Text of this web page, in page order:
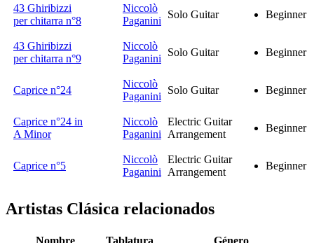
43 Ghiribizzi
per chitarra n°8
Niccolò
Paganini
Solo Guitar Beginner
43 Ghiribizzi
per chitarra n°9
Niccolò
Paganini
Solo Guitar Beginner
Caprice n°24
Niccolò
Paganini
Solo Guitar Beginner
Caprice n°24 in
A Minor
Niccolò
Paganini
Electric Guitar
Arrangement
Beginner
Caprice n°5
Niccolò
Paganini
Electric Guitar
Arrangement
Beginner
Artistas Clásica relacionados